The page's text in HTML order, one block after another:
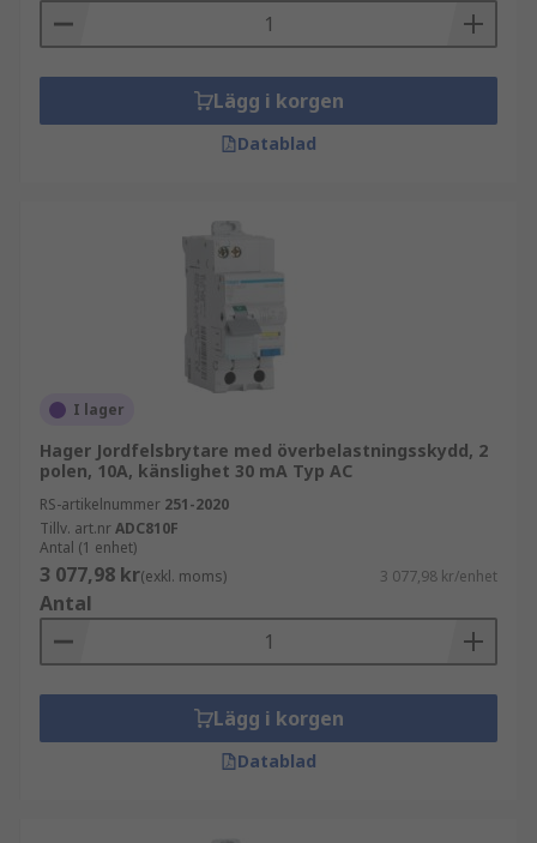
Lägg i korgen
Datablad
I lager
Hager Jordfelsbrytare med överbelastningsskydd, 2
polen, 10A, känslighet 30 mA Typ AC
RS-artikelnummer 251-2020
Tillv. art.nrADC810F
Antal (1 enhet)
3 077,98 kr(exkl. moms) 3 077,98 kr/enhet
Antal
Lägg i korgen
Datablad